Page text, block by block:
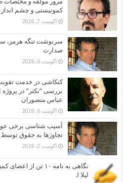
کمونیستی و چشم انداز
آگوست 7, 2026
سرنوشت تنگه هرمز،
صدارت
آگوست 6, 2026
کنکاشی در خدمت
عباس منصوران
آگوست 6, 2026
آسیب شناسی برخی
تجاوزها به حقوق
آگوست 2, 2026
نگاهی به نامه ۱۰ تن
لیلا ا.